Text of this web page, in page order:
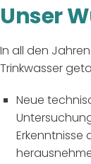
Unser
In all den
Trinkwasser
Neue
Erkenntnisse